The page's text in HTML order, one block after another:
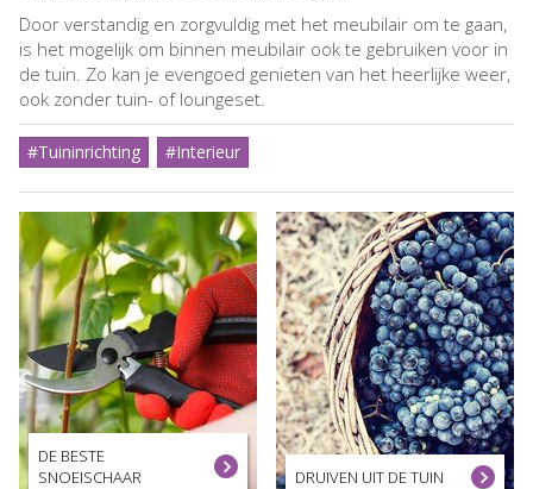
Door verstandig en zorgvuldig met het meubilair om te gaan,
is het mogelijk om binnen meubilair ook te gebruiken voor in
de tuin. Zo kan je evengoed genieten van het heerlijke weer,
ook zonder tuin- of loungeset.
#Tuininrichting #Interieur
DE BESTE
SNOEISCHAAR
DRUIVEN UIT DE TUIN